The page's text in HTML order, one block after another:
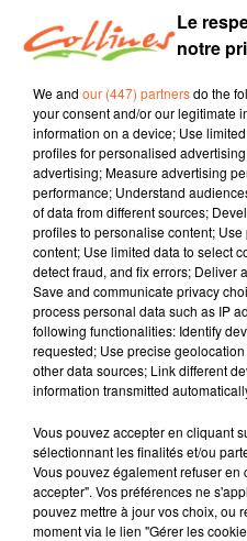
coup de coeur
12 juin 2024 - 1 min 58 sec
LES TROIS FANTASTIQUES
David Puaud
Coup de coeur cinéma
Chaque mercredi, dans
Morgan, programmateur
0:00
Le
notre
We and our (447) partnersdo the
your consent and/or our legitimate
information on a device; Use
profiles for personalised
advertising; Measure advertising
performance; Understand
of data from different sources;
profiles to personalise content;
content; Use limited data to select
detect fraud, and fix errors; Deliver
Save and communicate privacy
process personal data such as IP
following functionalities: Identify
requested; Use precise
other data sources; Link different
information transmitted
Vous pouvez accepter en cliquant
sélectionnant les finalités et/ou
Vous pouvez également refuser
accepter". Vos préférences ne
pouvez mettre à jour vos choix, ou
moment via le lien "Gérer les